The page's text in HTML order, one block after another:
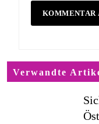
Verwandte